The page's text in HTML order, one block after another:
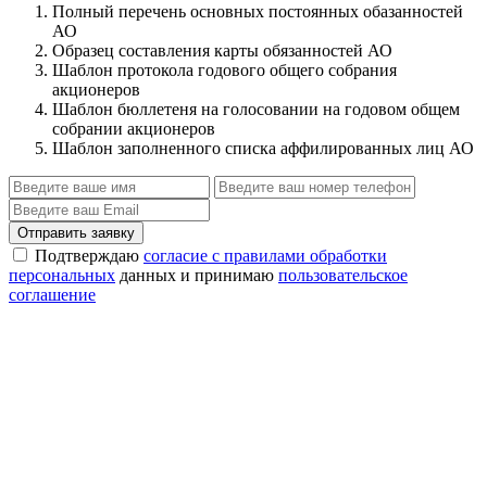
Полный перечень основных постоянных обазанностей
АО
Образец составления карты обязанностей АО
Шаблон протокола годового общего собрания
акционеров
Шаблон бюллетеня на голосовании на годовом общем
собрании акционеров
Шаблон заполненного списка аффилированных лиц АО
Отправить заявку
Подтверждаю согласие с правилами обработки
персональных данных и принимаю пользовательское
соглашение